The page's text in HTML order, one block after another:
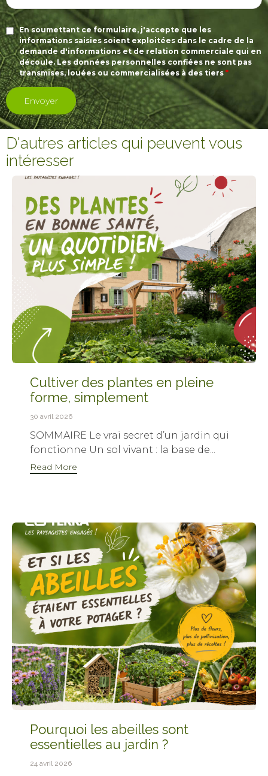
En soumettant ce formulaire, j'accepte que les
informations saisies soient exploitées dans le cadre de la
demande d'informations et de relation commerciale qui en
découle. Les données personnelles confiées ne sont pas
transmises, louées ou commercialisées à des tiers *
D'autres articles qui peuvent vous
intéresser
Cultiver des plantes en pleine
forme, simplement
30 avril 2026
SOMMAIRE Le vrai secret d’un jardin qui
fonctionne Un sol vivant : la base de...
Read More
Pourquoi les abeilles sont
essentielles au jardin ?
24 avril 2026